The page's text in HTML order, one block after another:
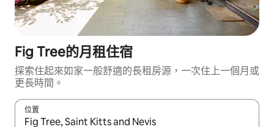
Fig Tree的月租住宿
探索住起來如家一般舒適的長租房源，一次住上一個月或
更長時間。
位置
如有搜尋結果，瀏覽內容時請使用上下箭頭，或輕點、滑動裝置。